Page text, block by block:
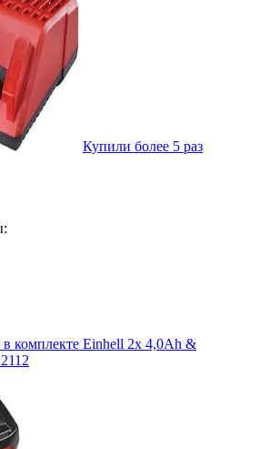
Купили более 5 раз
в комплекте Einhell 2x 4,0Ah &